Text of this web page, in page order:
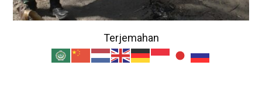
Terjemahan